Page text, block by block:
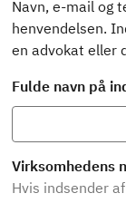
Navn, e-mail og
henvendelsen.
en advokat eller
Fulde navn på
Virksomhedens
Hvis indsender